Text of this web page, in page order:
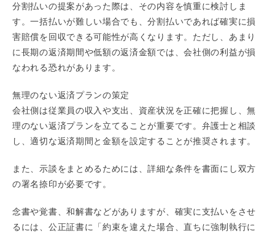
分割払いの提案があった際は、その内容を慎重に検討しま
す。一括払いが難しい場合でも、分割払いであれば確実に損
害賠償を回収できる可能性が高くなります。ただし、あまり
に長期の返済期間や低額の返済金額では、会社側の利益が損
なわれる恐れがあります。
無理のない返済プランの策定
会社側は従業員の収入や支出、資産状況を正確に把握し、無
理のない返済プランを立てることが重要です。弁護士と相談
し、適切な返済期間と金額を設定することが推奨されます。
また、示談をまとめるためには、詳細な条件を書面にし双方
の署名捺印が必要です。
念書や覚書、和解書などがありますが、確実に支払いをさせ
るには、公正証書に「約束を違えた場合、直ちに強制執行に